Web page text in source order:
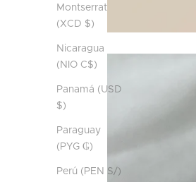
Montserrat
(XCD $)
Nicaragua
(NIO C$)
Panamá (USD
$)
Paraguay
(PYG ₲)
Perú (PEN S/)